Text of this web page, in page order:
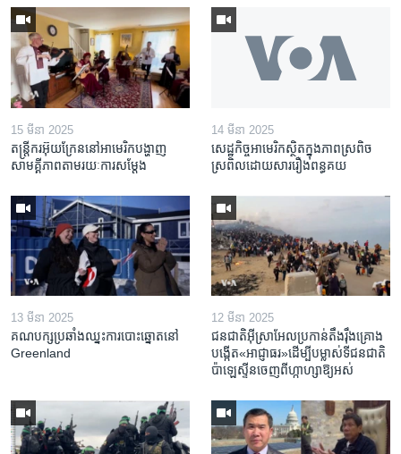
15 មីនា 2025
តន្ត្រីករ​អ៊ុយក្រែន​នៅ​អាមេរិក​បង្ហាញ​
សាមគ្គីភាព​តាម​រយៈ​ការសម្តែង
14 មីនា 2025
សេដ្ឋកិច្ច​អាមេរិក​ស្ថិត​ក្នុង​ភាពស្រពិច
ស្រពិល​ដោយសារ​រឿង​ពន្ធគយ
13 មីនា 2025
គណបក្ស​ប្រឆាំង​ឈ្នះ​ការបោះឆ្នោត​នៅ
Greenland
12 មីនា 2025
ជនជាតិ​អ៊ីស្រាអែល​ប្រកាន់​តឹងរ៉ឹង​គ្រោង​
បង្កើត​«អាជ្ញាធរ‍»​ដើម្បី​បម្លាស់​ទី​ជនជាតិ​
ប៉ាឡេស្ទីន​ចេញពី​ហ្កាហ្សា​ឱ្យ​អស់